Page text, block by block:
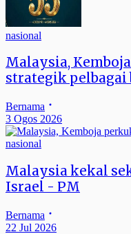
nasional
Malaysia,
strategik pelbagai
Bernama
3 Ogos 2026
nasional
Malaysia kekal
Israel - PM
Bernama
22 Jul 2026